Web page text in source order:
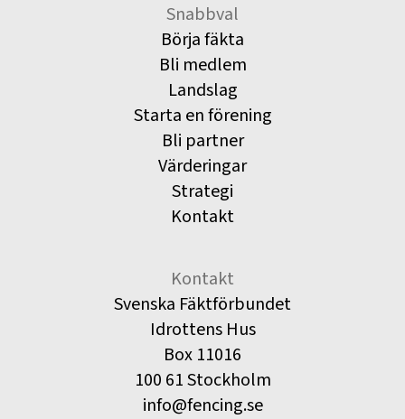
Snabbval
Börja fäkta
Bli medlem
Landslag
Starta en förening
Bli partner
Värderingar
Strategi
Kontakt
Kontakt
Svenska Fäktförbundet
Idrottens Hus
Box 11016
100 61 Stockholm
info@fencing.se